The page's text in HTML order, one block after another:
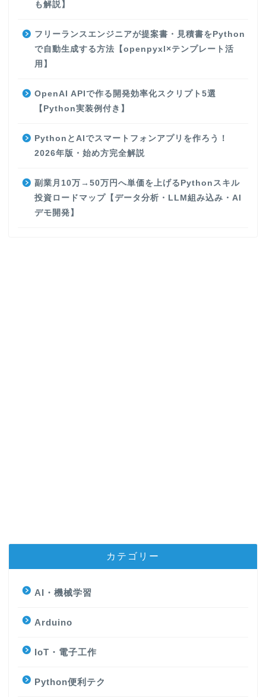
も解説】
フリーランスエンジニアが提案書・見積書をPython
で自動生成する方法【openpyxl×テンプレート活
用】
OpenAI APIで作る開発効率化スクリプト5選
【Python実装例付き】
PythonとAIでスマートフォンアプリを作ろう！
2026年版・始め方完全解説
副業月10万→50万円へ単価を上げるPythonスキル
投資ロードマップ【データ分析・LLM組み込み・AI
デモ開発】
カテゴリー
AI・機械学習
Arduino
IoT・電子工作
Python便利テク